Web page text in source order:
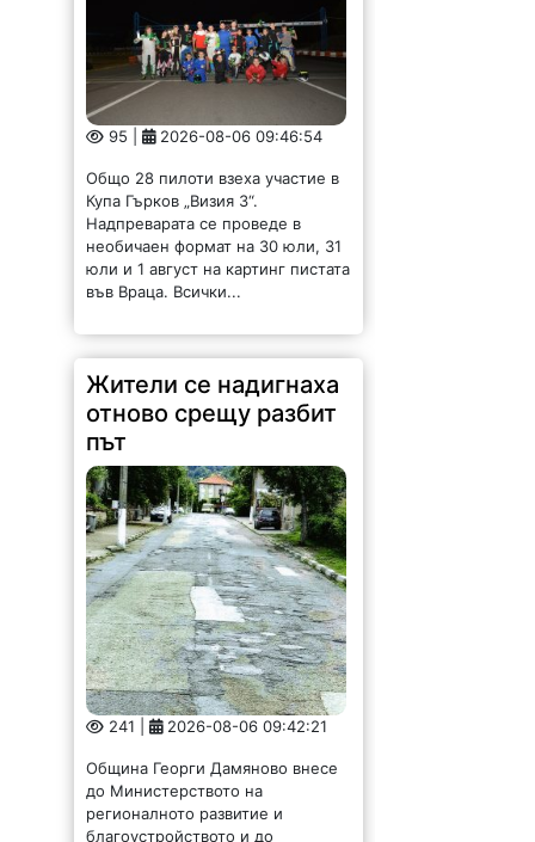
95 | 2026-08-06 09:46:54
Общо 28 пилоти взеха участие в
Купа Гърков „Визия 3“.
Надпреварата се проведе в
необичаен формат на 30 юли, 31
юли и 1 август на картинг пистата
във Враца. Всички...
Жители се надигнаха
отново срещу разбит
път
241 | 2026-08-06 09:42:21
Община Георги Дамяново внесе
до Министерството на
регионалното развитие и
благоустройството и до